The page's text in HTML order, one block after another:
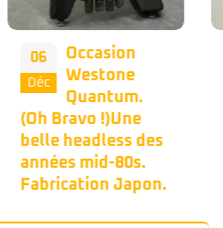
02
Déc
Nous vous
proposons
une belle
occasion Musicman
Bongo 4h dans une
couleur bleu peu
commune. 🦅